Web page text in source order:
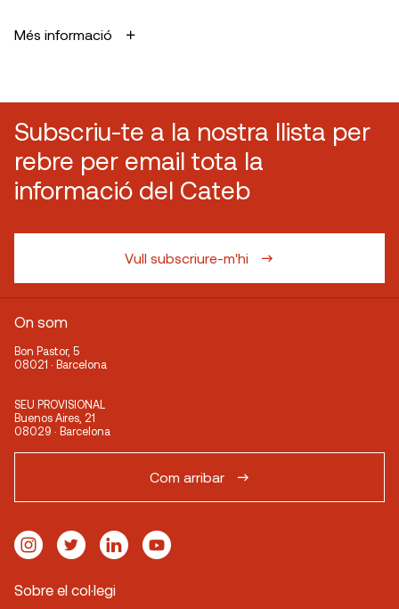
Més informació
Subscriu-te a la nostra llista per
rebre per email tota la
informació del Cateb
Vull subscriure-m'hi
On som
Bon Pastor, 5
08021 · Barcelona
SEU PROVISIONAL
Buenos Aires, 21
08029 · Barcelona
Com arribar
Sobre el col·legi